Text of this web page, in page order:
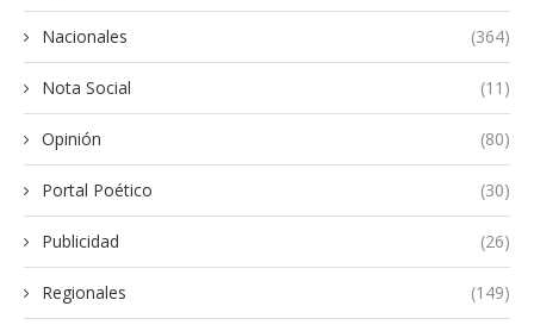
Nacionales (364)
Nota Social (11)
Opinión (80)
Portal Poético (30)
Publicidad (26)
Regionales (149)